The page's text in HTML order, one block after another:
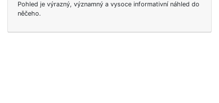
Pohled je výrazný, významný a vysoce informativní náhled do
něčeho.